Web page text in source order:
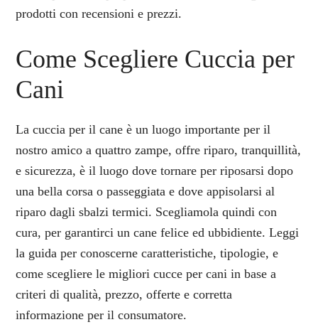
prodotti con recensioni e prezzi.
Come Scegliere Cuccia per
Cani
La cuccia per il cane è un luogo importante per il
nostro amico a quattro zampe, offre riparo, tranquillità,
e sicurezza, è il luogo dove tornare per riposarsi dopo
una bella corsa o passeggiata e dove appisolarsi al
riparo dagli sbalzi termici. Scegliamola quindi con
cura, per garantirci un cane felice ed ubbidiente. Leggi
la guida per conoscerne caratteristiche, tipologie, e
come scegliere le migliori cucce per cani in base a
criteri di qualità, prezzo, offerte e corretta
informazione per il consumatore.